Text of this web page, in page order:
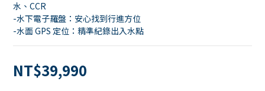
水、CCR
-水下電子羅盤：安心找到行進方位
-水面 GPS 定位：精準紀錄出入水點
NT$39,990